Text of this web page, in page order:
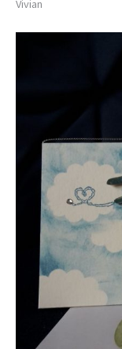
Vivian